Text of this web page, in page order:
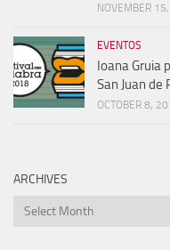
NOVEMBER
EVENTOS
Ioana Gruia
San Juan de
OCTOBER 8,
ARCHIVES
Archives